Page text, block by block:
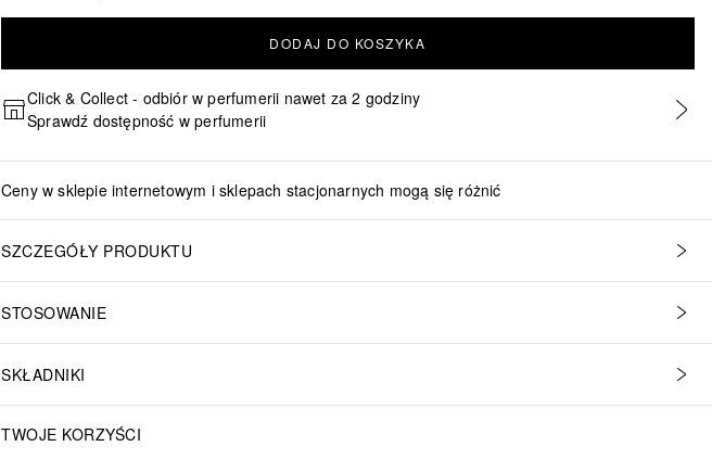
DODAJ DO KOSZYKA
Click & Collect - odbiór w perfumerii nawet za 2 godziny
Sprawdź dostępność w perfumerii
Ceny w sklepie internetowym i sklepach stacjonarnych mogą się różnić
SZCZEGÓŁY PRODUKTU
STOSOWANIE
SKŁADNIKI
TWOJE KORZYŚCI